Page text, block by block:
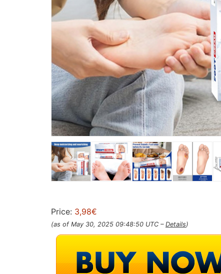
Price: 3,98€
(as of May 30, 2025 09:48:50 UTC – Details)